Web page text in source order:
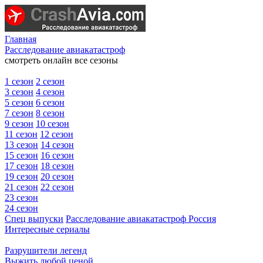
Главная
Расследование авиакатастроф
смотреть онлайн все сезоны
1 сезон 2 сезон
3 сезон 4 сезон
5 сезон 6 сезон
7 сезон 8 сезон
9 сезон 10 сезон
11 сезон 12 сезон
13 сезон 14 сезон
15 сезон 16 сезон
17 сезон 18 сезон
19 сезон 20 сезон
21 сезон 22 сезон
23 сезон
24 сезон
Спец выпуски Расследование авиакатастроф Россия
Интересные сериалы
Разрушители легенд
Выжить любой ценой